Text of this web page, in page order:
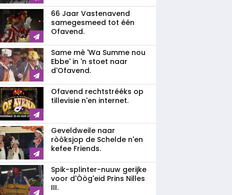
66 Jaar Vastenavend
samegesmeed tot één
Ofavend.
Same mè 'Wa Summe nou
Ebbe' in 'n stoet naar
d'Ofavend.
Ofavend rechtstrééks op
tillevisie n'en internet.
Geveldweile naar
ròòksjop de Schelde n'en
kefee Friends.
Spik-splinter-nuuw gerijke
voor d'Òòg'eid Prins Nilles
III.